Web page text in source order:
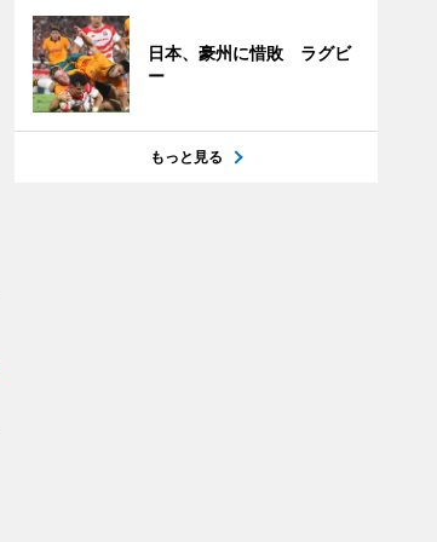
日本、豪州に惜敗 ラグビ
ー
もっと見る